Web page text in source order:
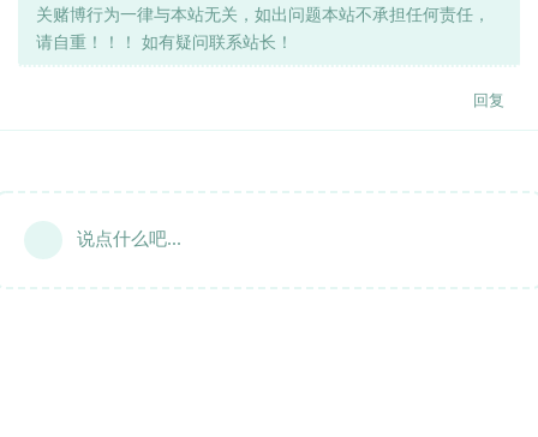
关赌博行为一律与本站无关，如出问题本站不承担任何责任，
请自重！！！ 如有疑问联系站长！
回复
说点什么吧...